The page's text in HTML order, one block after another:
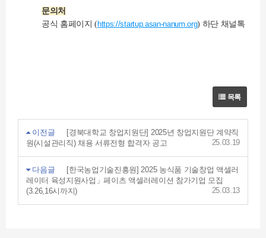
문의처
공식 홈페이지 (https://startup.asan-nanum.org) 하단 채널톡
목록
이전글
[경북대학교 창업지원단] 2025년 창업지원단 계약직
원(시설관리직) 채용 서류전형 합격자 공고
25.03.19
다음글
[한국농업기술진흥원] 2025 농식품 기술창업 액셀러
레이터 육성지원사업」페이츠 액셀러레이션 참가기업 모집
(3.26,16시까지)
25.03.13